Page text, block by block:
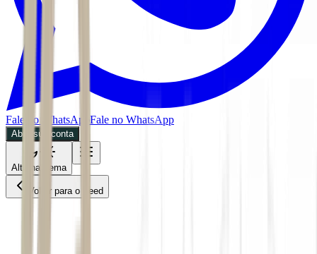
Fale no WhatsApp Fale no WhatsApp
Abra sua conta
Alternar tema
Voltar para o Feed